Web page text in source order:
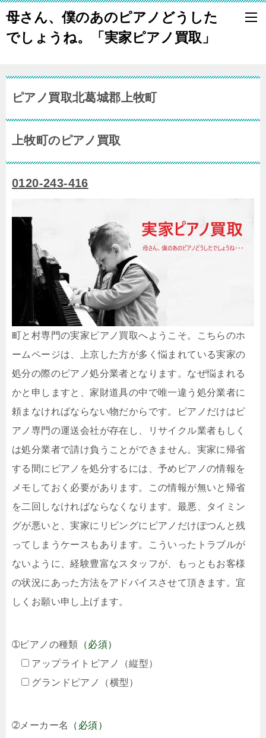
母さん、僕のあのピアノどうした
でしょうね。「実家ピアノ買取」
ピアノ買取北葛城郡上牧町
上牧町のピアノ買取
0120-243-416
町と村専門の実家ピアノ買取へようこそ。こちらのホ
ームページは、上京した方が多く悩まれている実家の
処分の際のピアノ処分業者となります。なぜ悩まれる
かと申しますと、家財道具の中で唯一違う処分業者に
頼まなければならない物だからです。ピアノだけはピ
アノ専門の運送会社が存在し、リサイクル業者もしく
は処分業者で請け負うことができません。実家に帰省
する間にピアノを処分するには、予めピアノの情報を
メモしておく必要があります。この情報が無いと帰省
を二回しなければならなくなります。最悪、タイミン
グが悪いと、実家にリビングにピアノだけぽつんと残
ってしまうケースもあります。こういったトラブルが
ないように、経験豊富なスタッフが、もっともお客様
の状況にあった方法をアドバイスさせて頂きます。宜
しくお願い申し上げます。
➀ピアノの種類 （必須）
アップライトピアノ（縦型）
グランドピアノ（横型）
➁メーカー名
（必須）